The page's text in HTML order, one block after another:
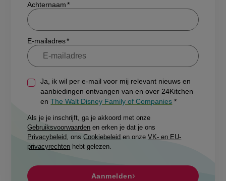
Achternaam
E-mailadres
Ja, ik wil per e-mail voor mij relevant nieuws en
aanbiedingen ontvangen van en over 24Kitchen
enThe Walt Disney Family of Companies
Als je je inschrijft, ga je akkoord met onze
Gebruiksvoorwaarden en erken je dat je ons
Privacybeleid, onsCookiebeleid en onzeVK- en EU-
privacyrechten hebt gelezen.
Aanmelden